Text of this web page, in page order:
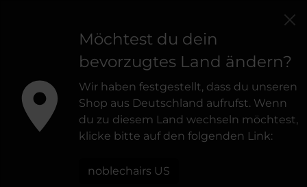
Möchtest du dein
bevorzugtes Land ändern?
Wir haben festgestellt, dass du unseren
Shop aus Deutschland aufrufst. Wenn
du zu diesem Land wechseln möchtest,
klicke bitte auf den folgenden Link:
noblechairs US